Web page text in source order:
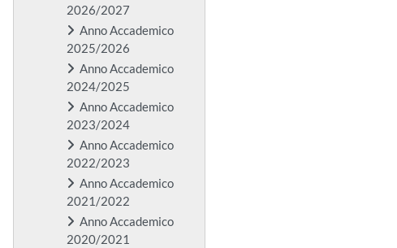
2026/2027
Anno Accademico
2025/2026
Anno Accademico
2024/2025
Anno Accademico
2023/2024
Anno Accademico
2022/2023
Anno Accademico
2021/2022
Anno Accademico
2020/2021